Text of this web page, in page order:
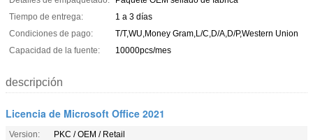
Tiempo de entrega:
1 a 3 días
Condiciones de pago:
T/T,WU,Money Gram,L/C,D/A,D/P,Western Union
Capacidad de la fuente:
10000pcs/mes
descripción
Licencia de Microsoft Office 2021
Version:
PKC / OEM / Retail